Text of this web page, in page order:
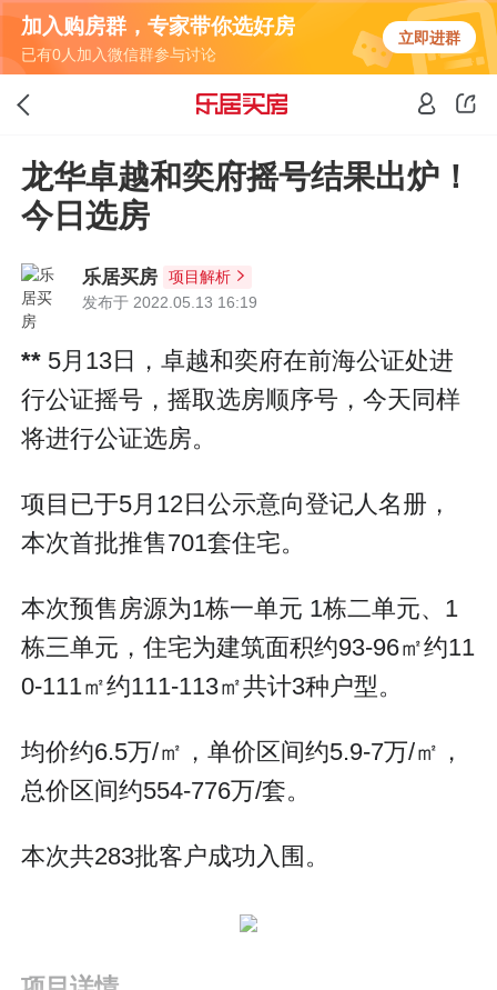
加入购房群，专家带你选好房
已有0人加入微信群参与讨论
立即进群
龙华卓越和奕府摇号结果出炉！
今日选房
乐居买房
项目解析
发布于 2022.05.13 16:19
** 5月13日，卓越和奕府在前海公证处进
行公证摇号，摇取选房顺序号，今天同样
将进行公证选房。
项目已于5月12日公示意向登记人名册，
本次首批推售701套住宅。
本次预售房源为1栋一单元 1栋二单元、1
栋三单元，住宅为建筑面积约93-96㎡约11
0-111㎡约111-113㎡共计3种户型。
均价约6.5万/㎡，单价区间约5.9-7万/㎡，
总价区间约554-776万/套。
本次共283批客户成功入围。